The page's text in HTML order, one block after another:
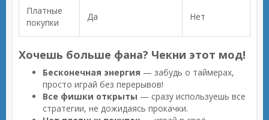
Платные
покупки
Да Нет
Хочешь больше фана? Чекни этот мод!
Бесконечная энергия — забудь о таймерах,
просто играй без перерывов!
Все фишки открыты — сразу используешь все
стратегии, не дожидаясь прокачки.